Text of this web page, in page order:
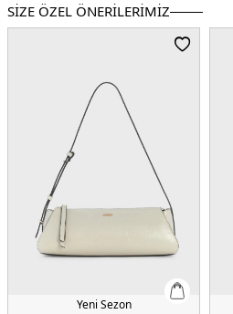
Detaylar: - Logolu çıkarılabilir cahrm-
5DE2HWGG9663170OFF.25
SİZE ÖZEL ÖNERİLERİMİZ
Yeni Sezon